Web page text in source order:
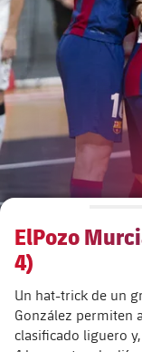
plusicon
más
Junta Directiva
Estructura
chevron-right
Documents
chevron-right
plusicon
más
Barça
Más que un
La Masia
plusicon
más
Década a
Jugadores
ElPozo
4)
Un hat-trick de un
González permiten
clasificado liguero